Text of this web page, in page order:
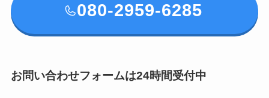
080-2959-6285
お問い合わせフォームは24時間受付中